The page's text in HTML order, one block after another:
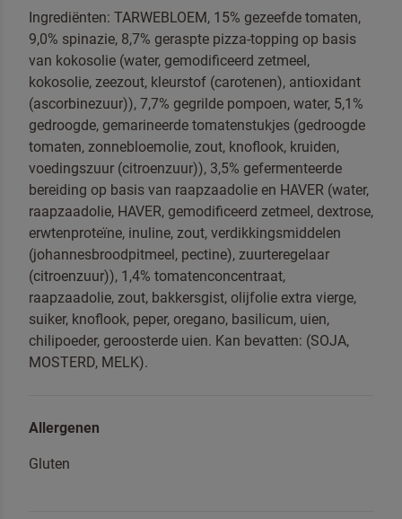
Ingrediënten: TARWEBLOEM, 15% gezeefde tomaten,
9,0% spinazie, 8,7% geraspte pizza-topping op basis
van kokosolie (water, gemodificeerd zetmeel,
kokosolie, zeezout, kleurstof (carotenen), antioxidant
(ascorbinezuur)), 7,7% gegrilde pompoen, water, 5,1%
gedroogde, gemarineerde tomatenstukjes (gedroogde
tomaten, zonnebloemolie, zout, knoflook, kruiden,
voedingszuur (citroenzuur)), 3,5% gefermenteerde
bereiding op basis van raapzaadolie en HAVER (water,
raapzaadolie, HAVER, gemodificeerd zetmeel, dextrose,
erwtenproteïne, inuline, zout, verdikkingsmiddelen
(johannesbroodpitmeel, pectine), zuurteregelaar
(citroenzuur)), 1,4% tomatenconcentraat,
raapzaadolie, zout, bakkersgist, olijfolie extra vierge,
suiker, knoflook, peper, oregano, basilicum, uien,
chilipoeder, geroosterde uien. Kan bevatten: (SOJA,
MOSTERD, MELK).
Allergenen
Gluten
Om spam te bestrijden, selecteer hieronder de
afbeelding van deCheesecake
Ik ben een professional
van Dr. Oetker Professional